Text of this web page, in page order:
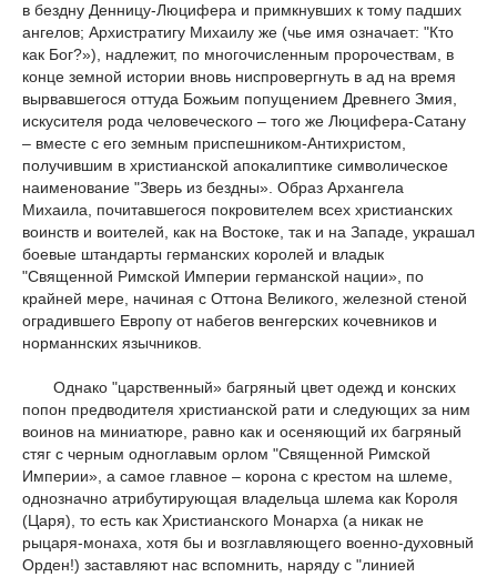
в бездну Денницу-Люцифера и примкнувших к тому падших
ангелов; Архистратигу Михаилу же (чье имя означает: "Кто
как Бог?»), надлежит, по многочисленным пророчествам, в
конце земной истории вновь ниспровергнуть в ад на время
вырвавшегося оттуда Божьим попущением Древнего Змия,
искусителя рода человеческого – того же Люцифера-Сатану
– вместе с его земным приспешником-Антихристом,
получившим в христианской апокалиптике символическое
наименование "Зверь из бездны». Образ Архангела
Михаила, почитавшегося покровителем всех христианских
воинств и воителей, как на Востоке, так и на Западе, украшал
боевые штандарты германских королей и владык
"Священной Римской Империи германской нации», по
крайней мере, начиная с Оттона Великого, железной стеной
оградившего Европу от набегов венгерских кочевников и
норманнских язычников.
Однако "царственный» багряный цвет одежд и конских
попон предводителя христианской рати и следующих за ним
воинов на миниатюре, равно как и осеняющий их багряный
стяг с черным одноглавым орлом "Священной Римской
Империи», а самое главное – корона с крестом на шлеме,
однозначно атрибутирующая владельца шлема как Короля
(Царя), то есть как Христианского Монарха (а никак не
рыцаря-монаха, хотя бы и возглавляющего военно-духовный
Орден!) заставляют нас вспомнить, наряду с "линией